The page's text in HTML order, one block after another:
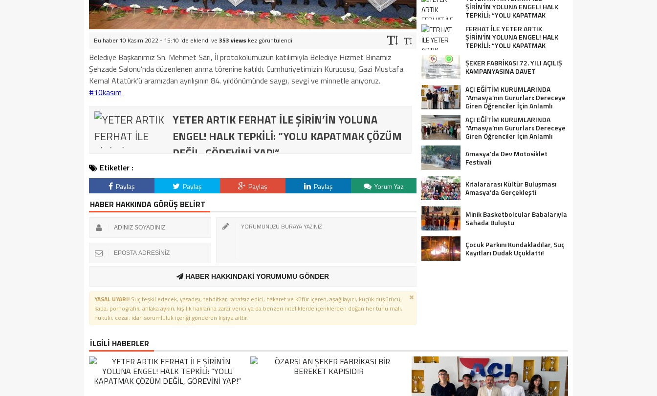
Bu haber 10 Kasım 2022 - 15:10 'de eklendi ve 353 views kez görüntülendi.
Belediye Başkanımız Sn. Mehmet Sarı, İl protokolümüzün katılımıyla Belediye Hizmet Binamız
Şehzade Salonu’nda düzenlenen anma törenine katıldı. Cumhuriyetimizin Kurucusu, Gazi Mustafa
Kemal Atatürk’ü aramızdan ayrılışının 84. yıldönümünde saygı, sevgi ve minnetle anıyoruz.
#10kasım
YETER ARTIK FERHAT İLE ŞİRİN’İN YOLUNA
ENGEL! HALK TEPKİLİ: “YOLU KAPATMAK ÇÖZÜM
DEĞİL, GÖREVİNİ YAP!”
Etiketler :
Paylaş Paylaş Paylaş Paylaş Yorum Yaz
HABER HAKKINDA GÖRÜŞ BELİRT
HABER HAKKINDAKİ YORUMUMU GÖNDER
YASAL UYARI! Suç teşkil edecek, yasadışı, tehditkar, rahatsız edici, hakaret ve küfür içeren, aşağılayıcı, küçük düşürücü,
kaba, pornografik, ahlaka aykırı, kişilik haklarına zarar verici ya da benzeri niteliklerde içeriklerden doğan her türlü mali,
hukuki, cezai, idari sorumluluk içeriği gönderen kişiye aittir.
ŞİRİN’İN YOLUNA ENGEL! HALK
TEPKİLİ: “YOLU KAPATMAK
ÇÖZÜM DEĞİL, GÖREVİNİ YAP!”
FERHAT İLE YETER ARTIK
ŞİRİN’İN YOLUNA ENGEL! HALK
TEPKİLİ: “YOLU KAPATMAK
ŞEKER FABRİKASI 72. YILI AÇILIŞ
KAMPANYASINA DAVET
AÇI EĞİTİM KURUMLARINDA
“Amasya’nın Gururları: Dereceye
Giren Öğrenciler İçin Anlamlı
Tören”
AÇI EĞİTİM KURUMLARINDA
“Amasya’nın Gururları: Dereceye
Giren Öğrenciler İçin Anlamlı
Amasya’da Dev Motosiklet
Festivali
Kıtalararası Kültür Buluşması
Amasya’da Gerçekleşti
Minik Basketbolcular Babalarıyla
Sahada Buluştu
Çocuk Parkını Kundakladılar, Suç
Kayıtları Dudak Uçuklattı!
İLGİLİ HABERLER